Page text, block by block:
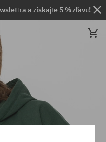
a získajte 5 % zľavu!